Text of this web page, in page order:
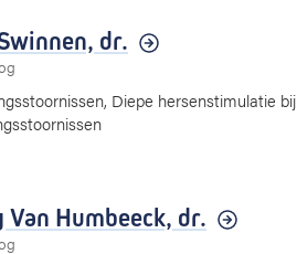
dr.
Diepe hersenstimulatie bij
Van Humbeeck, dr.